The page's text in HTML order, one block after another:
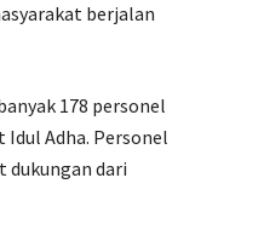
berjalan
178 personel
Adha. Personel
dukungan dari